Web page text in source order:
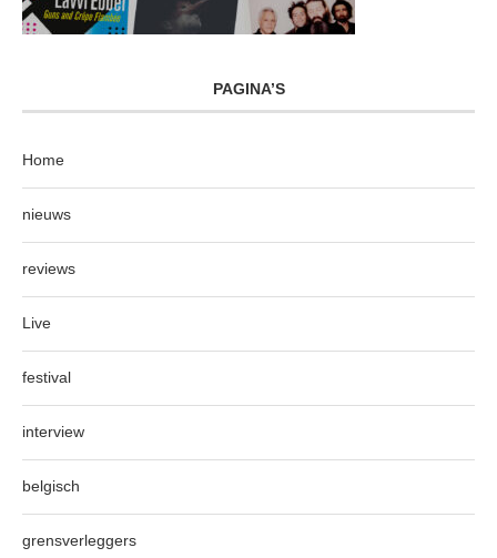
PAGINA’S
Home
nieuws
reviews
Live
festival
interview
belgisch
grensverleggers